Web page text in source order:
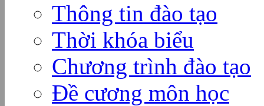
Thông tin đào tạo
Thời khóa biểu
Chương trình đào tạo
Đề cương môn học